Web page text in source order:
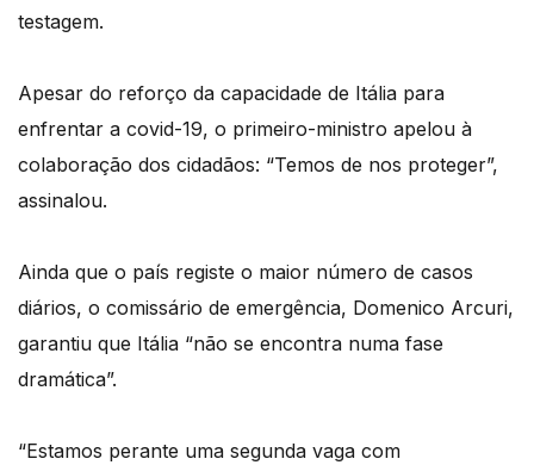
testagem.
Apesar do reforço da capacidade de Itália para
enfrentar a covid-19, o primeiro-ministro apelou à
colaboração dos cidadãos: “Temos de nos proteger”,
assinalou.
Ainda que o país registe o maior número de casos
diários, o comissário de emergência, Domenico Arcuri,
garantiu que Itália “não se encontra numa fase
dramática”.
“Estamos perante uma segunda vaga com